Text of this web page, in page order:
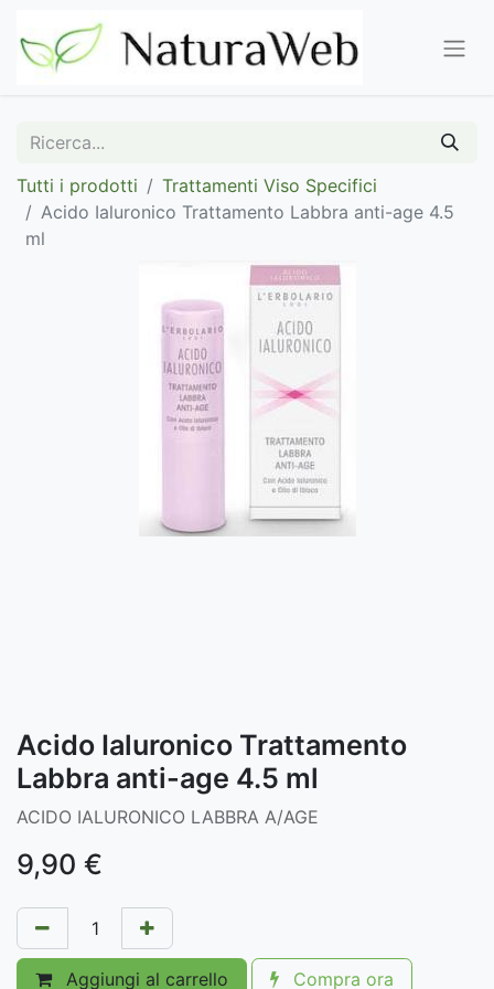
Tutti i prodotti
Trattamenti Viso Specifici
Acido Ialuronico Trattamento Labbra anti-age 4.5
ml
Acido Ialuronico Trattamento
Labbra anti-age 4.5 ml
ACIDO IALURONICO LABBRA A/AGE
9,90 €
Aggiungi al carrello Compra ora